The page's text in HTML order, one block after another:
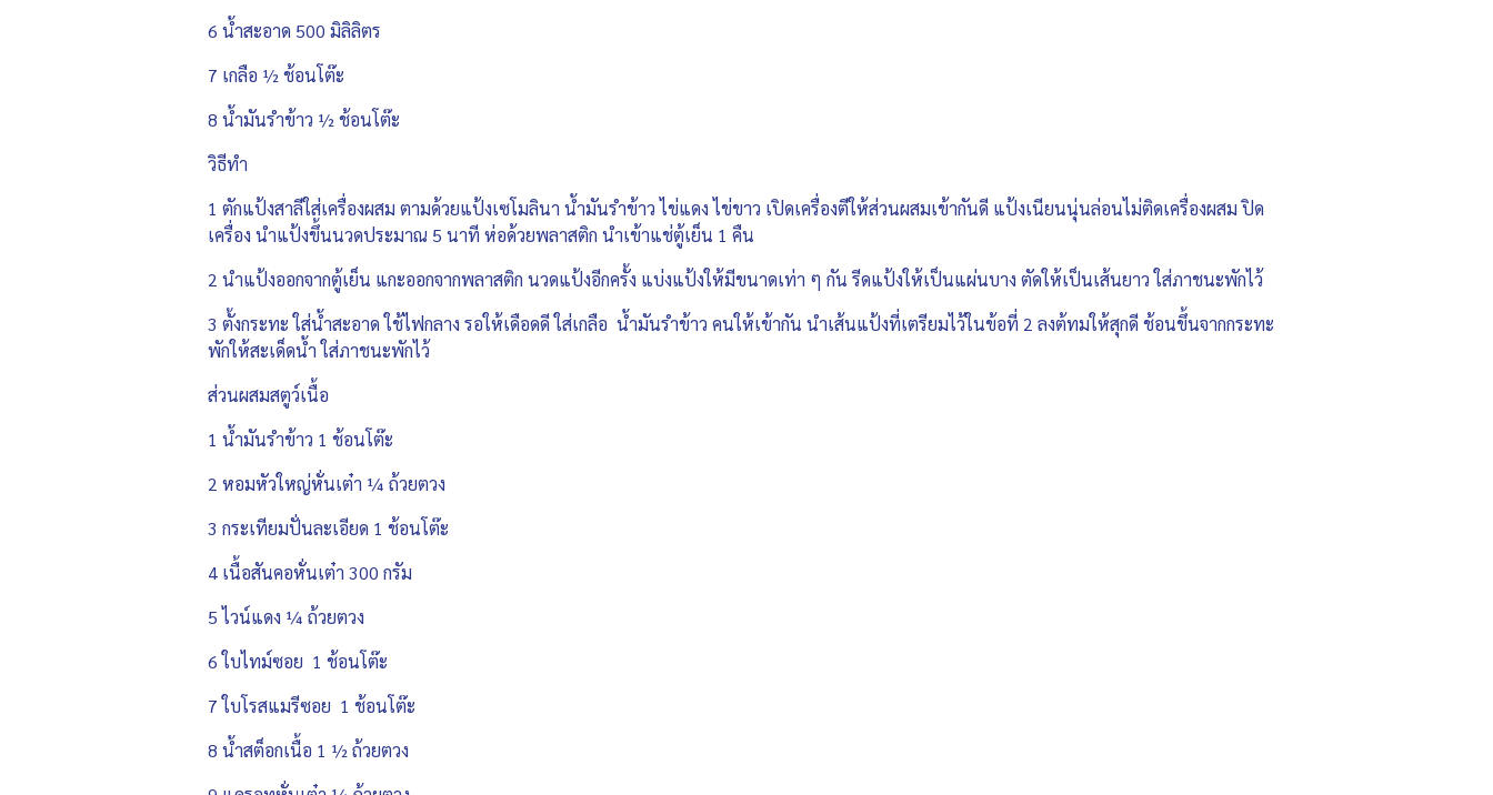
6 น้ำสะอาด 500 มิลิลิตร
7 เกลือ ½ ช้อนโต๊ะ
8 น้ำมันรำข้าว ½ ช้อนโต๊ะ
วิธีทำ
1 ตักแป้งสาลีใส่เครื่องผสม ตามด้วยแป้งเซโมลินา น้ำมันรำข้าว ไข่แดง ไข่ขาว เปิดเครื่องตีให้ส่วนผสมเข้ากันดี แป้งเนียนนุ่นล่อนไม่ติดเครื่องผสม ปิด
เครื่อง นำแป้งขึ้นนวดประมาณ 5 นาที ห่อด้วยพลาสติก นำเข้าแช่ตู้เย็น 1 คืน
2 นำแป้งออกจากตู้เย็น แกะออกจากพลาสติก นวดแป้งอีกครั้ง แบ่งแป้งให้มีขนาดเท่า ๆ กัน รีดแป้งให้เป็นแผ่นบาง ตัดให้เป็นเส้นยาว ใส่ภาชนะพักไว้
3 ตั้งกระทะ ใส่น้ำสะอาด ใช้ไฟกลาง รอให้เดือดดี ใส่เกลือ น้ำมันรำข้าว คนให้เข้ากัน นำเส้นแป้งที่เตรียมไว้ในข้อที่ 2 ลงต้ทมให้สุกดี ช้อนขึ้นจากกระทะ
พักให้สะเด็ดน้ำ ใส่ภาชนะพักไว้
ส่วนผสมสตูว์เนื้อ
1 น้ำมันรำข้าว 1 ช้อนโต๊ะ
2 หอมหัวใหญ่หั่นเต๋า ¼ ถ้วยตวง
3 กระเทียมปั่นละเอียด 1 ช้อนโต๊ะ
4 เนื้อสันคอหั่นเต๋า 300 กรัม
5 ไวน์แดง ¼ ถ้วยตวง
6 ใบไทม์ซอย 1 ช้อนโต๊ะ
7 ใบโรสแมรีซอย 1 ช้อนโต๊ะ
8 น้ำสต็อกเนื้อ 1 ½ ถ้วยตวง